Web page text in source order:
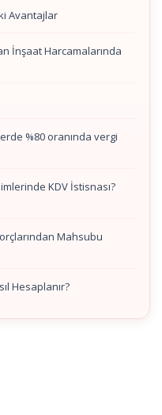
Avantajlar
İnşaat Harcamalarında
%80 oranında vergi
KDV İstisnası?
Mahsubu
Hesaplanır?